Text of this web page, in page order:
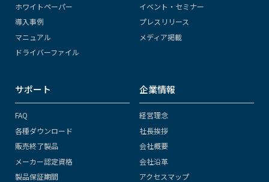
ホワイトペーパー
導入事例
マニュアル
ドライバーファイル
イベント・セミナー
プレスリリース
メディア掲載
サポート
FAQ
各種ダウンロード
販売終了製品
メーカー認定資格
製品保証期間
企業情報
経営理念
社長挨拶
会社概要
会社沿革
アクセスマップ